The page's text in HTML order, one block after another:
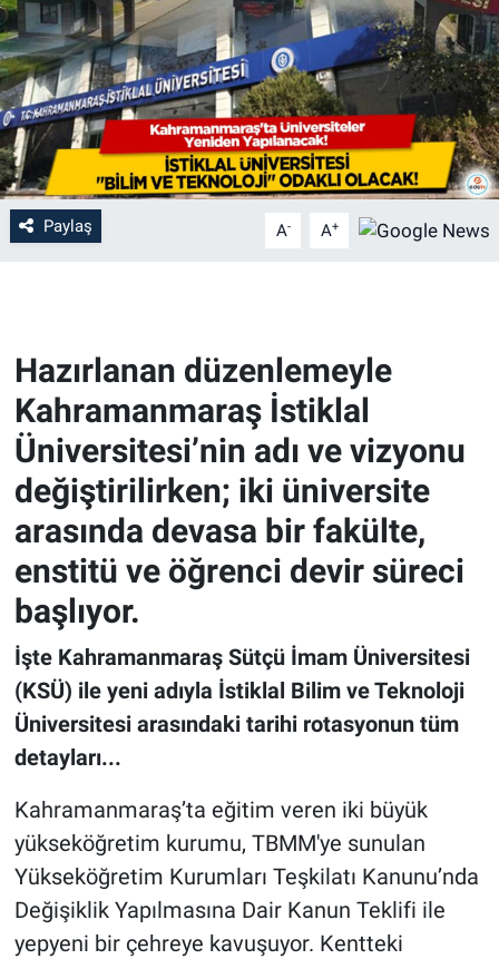
Paylaş A- A+
Hazırlanan düzenlemeyle
Kahramanmaraş İstiklal
Üniversitesi’nin adı ve vizyonu
değiştirilirken; iki üniversite
arasında devasa bir fakülte,
enstitü ve öğrenci devir süreci
başlıyor.
İşte Kahramanmaraş Sütçü İmam Üniversitesi
(KSÜ) ile yeni adıyla İstiklal Bilim ve Teknoloji
Üniversitesi arasındaki tarihi rotasyonun tüm
detayları...
Kahramanmaraş’ta eğitim veren iki büyük
yükseköğretim kurumu, TBMM'ye sunulan
Yükseköğretim Kurumları Teşkilatı Kanunu’nda
Değişiklik Yapılmasına Dair Kanun Teklifi ile
yepyeni bir çehreye kavuşuyor. Kentteki